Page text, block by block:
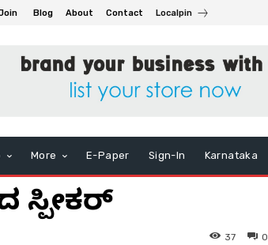
Blog About Contact Localpin
More E-Paper Sign-In Karnataka
ಸ್ಪೀಕರ್
0
37